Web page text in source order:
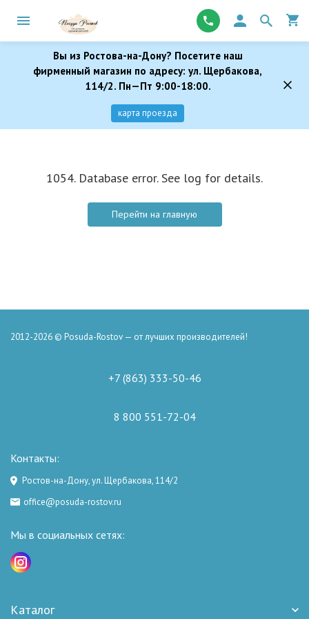
Вы из Ростова-на-Дону? Посетите наш
фирменный магазин по адресу: ул. Щербакова,
114/2. Пн—Пт 9:00-18:00.
карта проезда
1054. Database error. See log for details.
Перейти на главную
2012-2026 © Posuda-Rostov — от лучших производителей!
+7 (863) 333-50-46
8 800 551-72-04
Контакты:
Ростов-на-Дону, ул. Щербакова, 114/2
office@posuda-rostov.ru
Мы в социальных сетях:
Каталог